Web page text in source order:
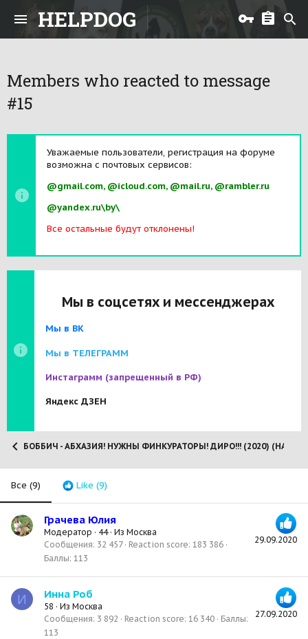
HELPDOG
Members who reacted to message
#15
Уважаемые пользователи, регистрация на форуме
возможна с почтовых сервисов:
@gmail.com, @icloud.com, @mail.ru, @rambler.ru
@yandex.ru\by\
Все остальные будут отклонены!
Мы в соцсетях и мессенджерах
Мы в ВК
Мы в ТЕЛЕГРАММ
Инстаграмм (запрещенный в РФ)
Яндекс ДЗЕН
БОББИЧ - АБХАЗИЯ! НУЖНЫ ФИНКУРАТОРЫ! ДИРО!!! (2020) (НА
Все (9) Like (9)
29.09.2020
Грачева Юлия
Модератор · 44 · Из Москва
Сообщения 32 457 Reaction score 183 386
Баллы 113
И
27.09.2020
Инна Роб
58 · Из Москва
Сообщения 3 892 Reaction score 16 340
Баллы
113